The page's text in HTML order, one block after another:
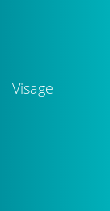
Visage